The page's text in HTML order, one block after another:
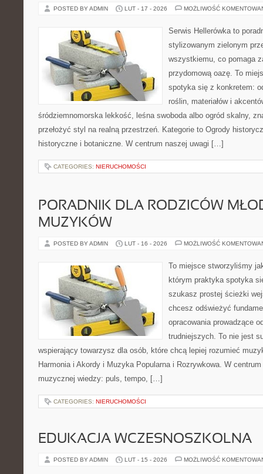
POSTED BY ADMIN LUT - 17 - 2026 MOŻLIWOŚĆ
Serwis Hellerówka to
stylizowanym zielonym
wszystkiemu, co pomaga
przydomową oazę. To
spotyka się z konkretem:
roślin, materiałów i
śródziemnomorska lekkość, leśna swoboda albo ogród skalny,
przełożyć styl na realną przestrzeń. Kategorie to Ogrody
historyczne i botaniczne. W centrum naszej uwagi […]
CATEGORIES: NIERUCHOMOŚCI
PORADNIK DLA RODZICÓW
MUZYKÓW
POSTED BY ADMIN LUT - 16 - 2026 MOŻLIWOŚĆ
To miejsce stworzyliśmy
którym praktyka spotyka
szukasz prostej ścieżki
chcesz odświeżyć
opracowania prowadzące
trudniejszych. To nie jest
wspierający towarzysz dla osób, które chcą lepiej rozumieć
Harmonia i Akordy i Muzyka Popularna i Rozrywkowa. W
muzycznej wiedzy: puls, tempo, […]
CATEGORIES: NIERUCHOMOŚCI
EDUKACJA WCZESNOSZKOLNA
POSTED BY ADMIN LUT - 15 - 2026 MOŻLIWOŚĆ